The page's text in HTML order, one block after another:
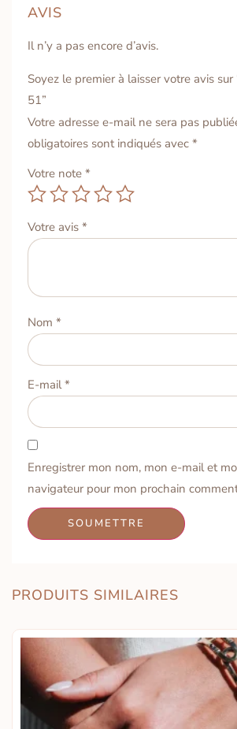
AVIS
Il n’y a pas encore d’avis.
Soyez le premier à laisser votre avis
51”
Votre adresse e-mail ne sera pas
obligatoires sont indiqués avec *
Votre note *
Votre avis *
Nom *
E-mail*
Enregistrer mon nom, mon e-mail et
navigateur pour mon prochain
PRODUITS SIMILAIRES